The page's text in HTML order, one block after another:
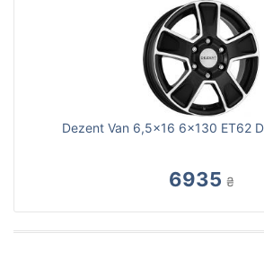
Dezent Van 6,5x16 6x130 ET62
6935 ₴